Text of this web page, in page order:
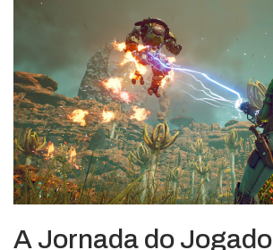
A Jornada do